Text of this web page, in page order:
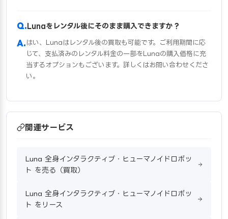
Lunaをレンタル後にそのまま購入できますか？
はい、Lunaはレンタル後の買取も可能です。ご利用期間に応
じて、支払済みのレンタル料金の一部をLunaの購入価格に充
当するオプションもございます。詳しくはお問い合わせくださ
い。
関連サービス
Luna 全身インタラクティブ・ヒューマノイドロボッ
ト を売る（買取）
Luna 全身インタラクティブ・ヒューマノイドロボッ
ト をリース